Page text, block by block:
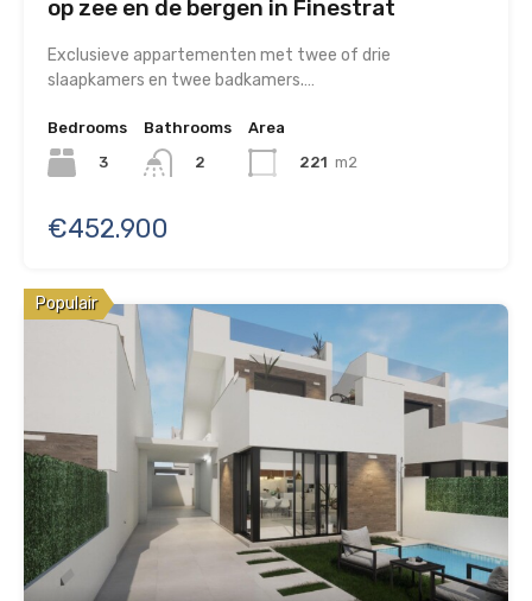
op zee en de bergen in Finestrat
Exclusieve appartementen met twee of drie
slaapkamers en twee badkamers.…
Bedrooms
3
Bathrooms
2
Area
221 m2
€452.900
Populair